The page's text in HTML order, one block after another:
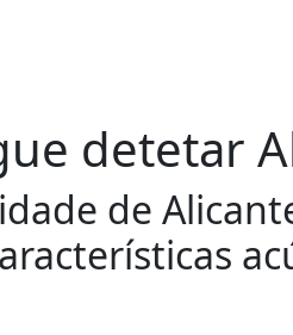
detetar
de